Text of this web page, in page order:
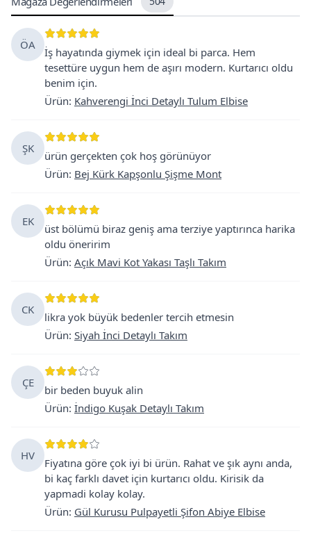
ÖA
İş hayatında giymek için ideal bi parca. Hem
tesettüre uygun hem de aşırı modern. Kurtarıcı oldu
benim için.
Ürün: Kahverengi İnci Detaylı Tulum Elbise
ŞK
ürün gerçekten çok hoş görünüyor
Ürün: Bej Kürk Kapşonlu Şişme Mont
EK
üst bölümü biraz geniş ama terziye yaptırınca harika
oldu öneririm
Ürün: Açık Mavi Kot Yakası Taşlı Takım
CK
likra yok büyük bedenler tercih etmesin
Ürün: Siyah İnci Detaylı Takım
ÇE
bir beden buyuk alin
Ürün: İndigo Kuşak Detaylı Takım
HV
Fiyatına göre çok iyi bi ürün. Rahat ve şık aynı anda,
bi kaç farklı davet için kurtarıcı oldu. Kirisik da
yapmadi kolay kolay.
Ürün: Gül Kurusu Pulpayetli Şifon Abiye Elbise